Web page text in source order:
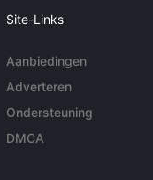
Site-Links
Aanbiedingen
Adverteren
Ondersteuning
DMCA